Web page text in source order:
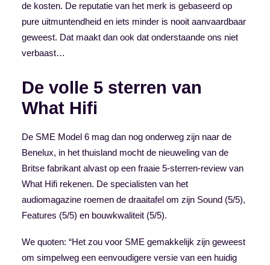
de kosten. De reputatie van het merk is gebaseerd op
pure uitmuntendheid en iets minder is nooit aanvaardbaar
geweest. Dat maakt dan ook dat onderstaande ons niet
verbaast…
De volle 5 sterren van
What Hifi
De SME Model 6 mag dan nog onderweg zijn naar de
Benelux, in het thuisland mocht de nieuweling van de
Britse fabrikant alvast op een fraaie 5-sterren-review van
What Hifi rekenen. De specialisten van het
audiomagazine roemen de draaitafel om zijn Sound (5/5),
Features (5/5) en bouwkwaliteit (5/5).
We quoten: “Het zou voor SME gemakkelijk zijn geweest
om simpelweg een eenvoudigere versie van een huidig